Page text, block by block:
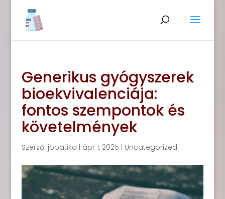
Generikus gyógyszerek
bioekvivalenciája:
fontos szempontok és
követelmények
Szerző: jopatika ápr 1, 2025 Uncategorized